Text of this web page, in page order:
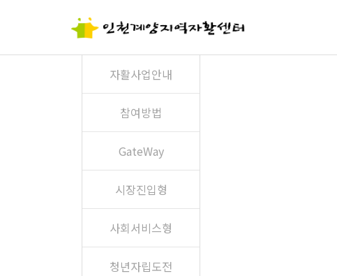
자활사업안내
참여방법
GateWay
시장진입형
사회서비스형
청년자립도전